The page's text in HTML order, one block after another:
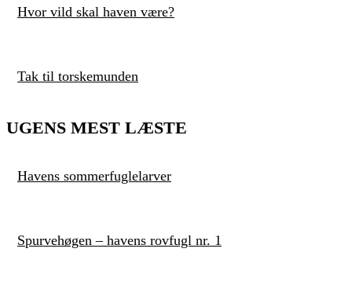
Hvor vild skal haven være?
Tak til torskemunden
UGENS MEST LÆSTE
Havens sommerfuglelarver
Spurvehøgen – havens rovfugl nr. 1